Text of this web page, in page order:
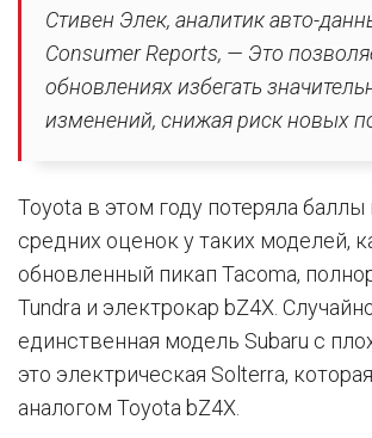
Стивен Элек, аналитик авто-
Consumer Reports, — Это
обновлениях избегать
изменений, снижая риск новых
Toyota в этом году потеряла баллы
средних оценок у таких моделей,
обновленный пикап Tacoma,
Tundra и электрокар bZ4X.
единственная модель Subaru с
это электрическая Solterra,
аналогом Toyota bZ4X.